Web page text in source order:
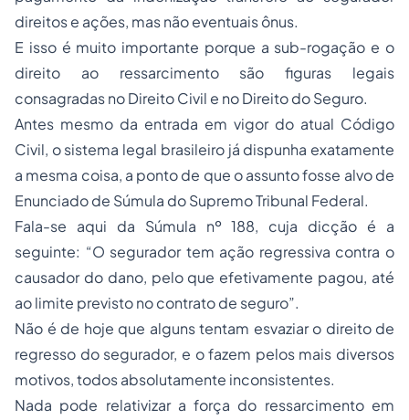
direitos e ações, mas não eventuais ônus.
E isso é muito importante porque a sub-rogação e o
direito ao ressarcimento são figuras legais
consagradas no Direito Civil e no Direito do Seguro.
Antes mesmo da entrada em vigor do atual Código
Civil, o sistema legal brasileiro já dispunha exatamente
a mesma coisa, a ponto de que o assunto fosse alvo de
Enunciado de Súmula do Supremo Tribunal Federal.
Fala-se aqui da Súmula nº 188, cuja dicção é a
seguinte: “O segurador tem ação regressiva contra o
causador do dano, pelo que efetivamente pagou, até
ao limite previsto no contrato de seguro”.
Não é de hoje que alguns tentam esvaziar o direito de
regresso do segurador, e o fazem pelos mais diversos
motivos, todos absolutamente inconsistentes.
Nada pode relativizar a força do ressarcimento em